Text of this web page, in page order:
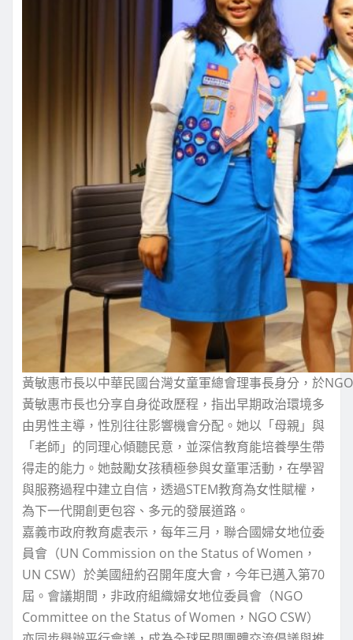
黃敏惠市長以中華民國台灣女童軍總會理事長身分，於
黃敏惠市長也分享自身從政歷程，指出早期政治環境多
由男性主導，性別往往影響機會分配。她以「母親」與
「老師」的同理心傾聽民意，並深信教育能培養學生帶
得走的能力。她鼓勵女孩積極參與女童軍活動，在學習
與服務過程中建立自信，透過STEM教育為女性賦權，
為下一代開創更包容、多元的發展道路。
嘉義市政府教育處表示，每年三月，聯合國婦女地位委
員會（UN Commission on the Status of Women，
UN CSW）於美國紐約召開年度大會，今年已邁入第70
屆。會議期間，非政府組織婦女地位委員會（NGO
Committee on the Status of Women，NGO CSW）